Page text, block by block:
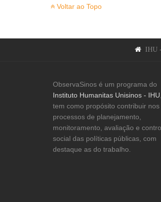
Voltar ao Topo
IHU
ObservaSinos é um programa do
Instituto Humanitas Unisinos - IHU
tem como propósito contribuir nos
processos de planejamento,
monitoramento, avaliação e
social das políticas públicas, com
destaque as do trabalho.